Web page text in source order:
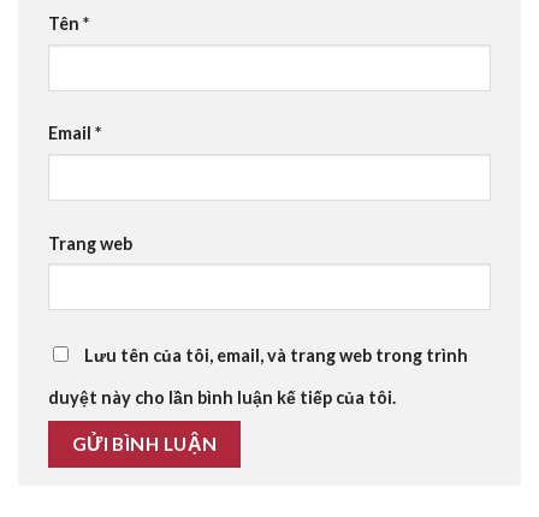
Tên *
Email *
Trang web
Lưu tên của tôi, email, và trang web trong trình
duyệt này cho lần bình luận kế tiếp của tôi.